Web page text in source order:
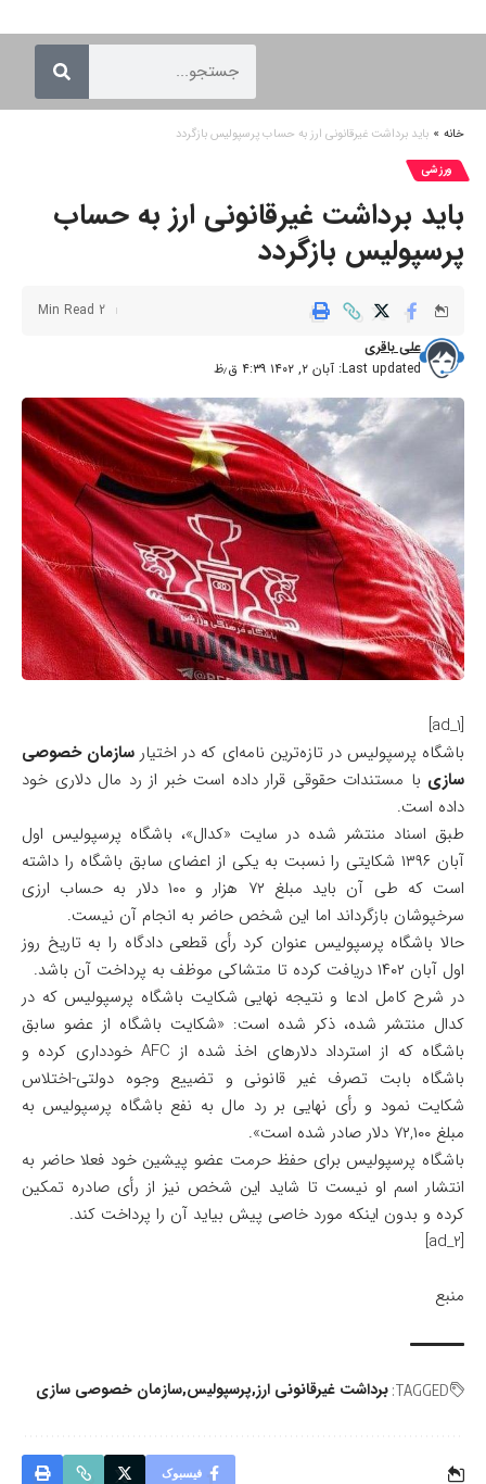
خانه » باید برداشت غیرقانونی ارز به حساب پرسپولیس بازگردد
ورزشی
باید برداشت غیرقانونی ارز به حساب
پرسپولیس بازگردد
Last updated: آبان ۲, ۱۴۰۲ ۴:۳۹ ق٫ظ
علی باقری
2 Min Read
[ad_1]
باشگاه پرسپولیس در تازه‌ترین نامه‌ای که در اختیار سازمان خصوصی
سازی با مستندات حقوقی قرار داده است خبر از رد مال دلاری خود
داده است.
طبق اسناد منتشر شده در سایت «کدال»، باشگاه پرسپولیس اول
آبان ۱۳۹۶ شکایتی را نسبت به یکی از اعضای سابق باشگاه را داشته
است که طی آن باید مبلغ ۷۲ هزار و ۱۰۰ دلار به حساب ارزی
سرخپوشان بازگرداند اما این شخص حاضر به انجام آن نیست.
حالا باشگاه پرسپولیس عنوان کرد رأی قطعی دادگاه را به تاریخ روز
اول آبان ۱۴۰۲ دریافت کرده تا متشاکی موظف به پرداخت آن باشد.
در شرح کامل ادعا و نتیجه نهایی شکایت باشگاه پرسپولیس که در
کدال منتشر شده، ذکر شده است: «شکایت باشگاه از عضو سابق
باشگاه که از استرداد دلارهای اخذ شده از AFC خودداری کرده و
باشگاه بابت تصرف غیر قانونی و تضییع وجوه دولتی-اختلاس
شکایت نمود و رأی نهایی بر رد مال به نفع باشگاه پرسپولیس به
مبلغ ۷۲,۱۰۰ دلار صادر شده است».
باشگاه پرسپولیس برای حفظ حرمت عضو پیشین خود فعلا حاضر به
انتشار اسم او نیست تا شاید این شخص نیز از رأی صادره تمکین
کرده و بدون اینکه مورد خاصی پیش بیاید آن را پرداخت کند.
[ad_2]
منبع
TAGGED: برداشت غیرقانونی ارز پرسپولیس سازمان خصوصی سازی
فیسبوک